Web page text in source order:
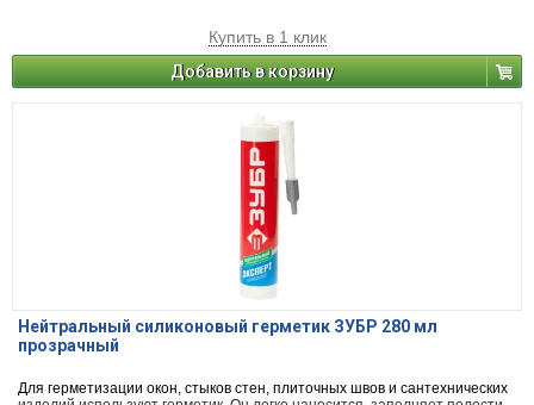
Купить в 1 клик
Добавить в корзину
Нейтральный силиконовый герметик ЗУБР 280 мл
прозрачный
Для герметизации окон, стыков стен, плиточных швов и сантехнических